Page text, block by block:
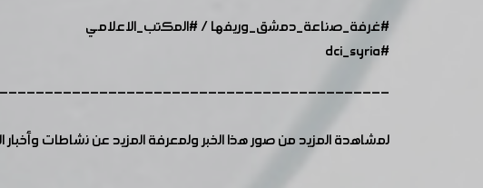
#غرفة_صناعة_دمشق_وريفها/#المكتب_الاعلامي
#dci_syria
لمشاهدة المزيد من صور هذا الخبر ولمعرفة المزيد عن نشاطات